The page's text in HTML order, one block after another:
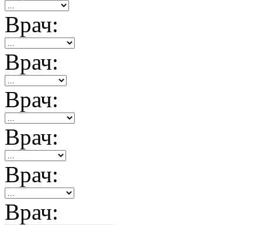
Врач:
Врач:
Врач:
Врач:
Врач:
Врач: